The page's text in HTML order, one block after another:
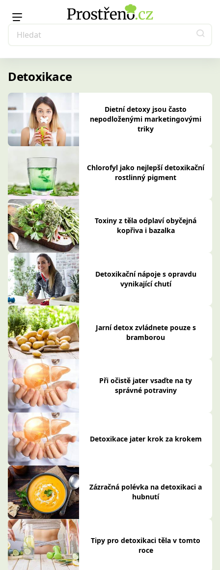
Detoxikace
Dietní detoxy jsou často
nepodloženými marketingovými
triky
Chlorofyl jako nejlepší detoxikační
rostlinný pigment
Toxiny z těla odplaví obyčejná
kopřiva i bazalka
Detoxikační nápoje s opravdu
vynikající chutí
Jarní detox zvládnete pouze s
bramborou
Při očistě jater vsaďte na ty
správné potraviny
Detoxikace jater krok za krokem
Zázračná polévka na detoxikaci a
hubnutí
Tipy pro detoxikaci těla v tomto
roce